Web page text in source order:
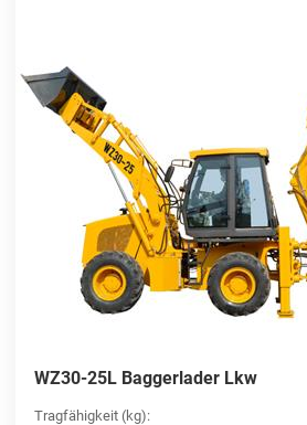
WZ30-25L Baggerlader Lkw
Tragfähigkeit (kg):